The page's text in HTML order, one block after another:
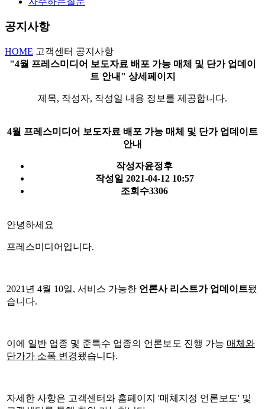
공지사항
HOME 고객센터 공지사항
"4월 프레스미디어 보도자료 배포 가능 매체 및 단가 업데이
트 안내" 상세페이지
제목, 작성자, 작성일 내용 정보를 제공합니다.
4월 프레스미디어 보도자료 배포 가능 매체 및 단가 업데이트
안내
작성자윤정후
작성일 2021-04-12 10:57
조회수3306
안녕하세요
프레스미디어입니다.
2021년 4월 10일, 서비스 가능한 언론사 리스트가 업데이트됐
습니다.
이에 일반 업종 및 준특수 업종의 언론보도 진행 가능 매체와
단가가 소폭 변경됐습니다.
자세한 사항은 고객센터와 홈페이지 '매체지정 언론보도' 및